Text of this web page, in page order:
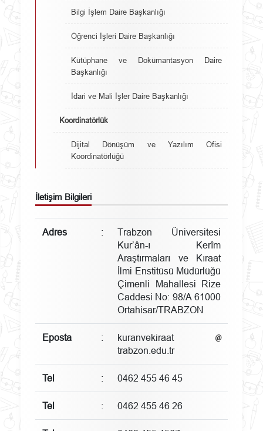
Bilgi İşlem Daire Başkanlığı
Öğrenci İşleri Daire Başkanlığı
Kütüphane ve Dokümantasyon Daire
Başkanlığı
İdari ve Mali İşler Daire Başkanlığı
Koordinatörlük
Dijital Dönüşüm ve Yazılım Ofisi
Koordinatörlüğü
İletişim Bilgileri
Adres :
Trabzon Üniversitesi
Kur’ân-ı Kerîm
Araştırmaları ve Kıraat
İlmi Enstitüsü Müdürlüğü
Çimenli Mahallesi Rize
Caddesi No: 98/A 61000
Ortahisar/TRABZON
Eposta :
kuranvekiraat
trabzon.edu.tr
Tel : 0462 455 46 45
Tel : 0462 455 46 26